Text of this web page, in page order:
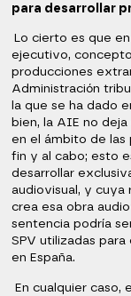
para desarrollar
Lo cierto es que
ejecutivo,
producciones
Administración
la que se ha dado
bien, la AIE no
en el ámbito de las
fin y al cabo; esto
desarrollar
audiovisual, y cuya
crea esa obra
sentencia podría
SPV utilizadas
en España.
En cualquier caso,